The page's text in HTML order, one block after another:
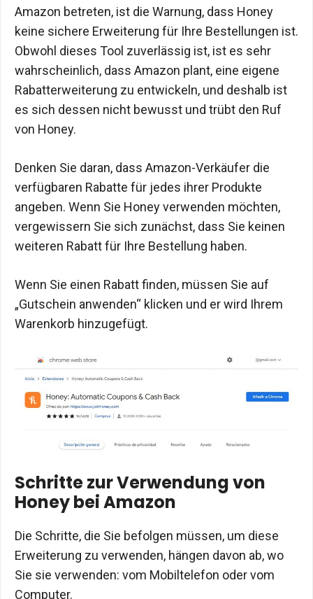
Amazon betreten, ist die Warnung, dass Honey
keine sichere Erweiterung für Ihre Bestellungen ist.
Obwohl dieses Tool zuverlässig ist, ist es sehr
wahrscheinlich, dass Amazon plant, eine eigene
Rabatterweiterung zu entwickeln, und deshalb ist
es sich dessen nicht bewusst und trübt den Ruf
von Honey.
Denken Sie daran, dass Amazon-Verkäufer die
verfügbaren Rabatte für jedes ihrer Produkte
angeben. Wenn Sie Honey verwenden möchten,
vergewissern Sie sich zunächst, dass Sie keinen
weiteren Rabatt für Ihre Bestellung haben.
Wenn Sie einen Rabatt finden, müssen Sie auf
„Gutschein anwenden“ klicken und er wird Ihrem
Warenkorb hinzugefügt.
Schritte zur Verwendung von
Honey bei Amazon
Die Schritte, die Sie befolgen müssen, um diese
Erweiterung zu verwenden, hängen davon ab, wo
Sie sie verwenden: vom Mobiltelefon oder vom
Computer.